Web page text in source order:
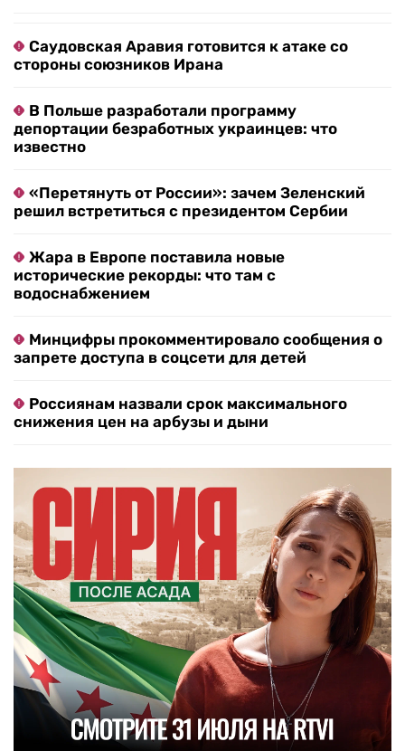
Саудовская Аравия готовится к атаке со
стороны союзников Ирана
В Польше разработали программу
депортации безработных украинцев: что
известно
«Перетянуть от России»: зачем Зеленский
решил встретиться с президентом Сербии
Жара в Европе поставила новые
исторические рекорды: что там с
водоснабжением
Минцифры прокомментировало сообщения о
запрете доступа в соцсети для детей
Россиянам назвали срок максимального
снижения цен на арбузы и дыни